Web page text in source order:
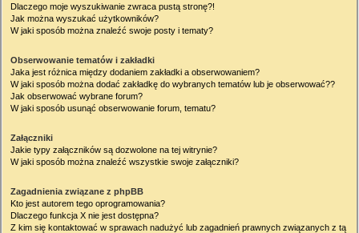
Dlaczego moje wyszukiwanie zwraca pustą stronę?!
Jak można wyszukać użytkowników?
W jaki sposób można znaleźć swoje posty i tematy?
Obserwowanie tematów i zakładki
Jaka jest różnica między dodaniem zakładki a obserwowaniem?
W jaki sposób można dodać zakładkę do wybranych tematów lub je obserwować??
Jak obserwować wybrane forum?
W jaki sposób usunąć obserwowanie forum, tematu?
Załączniki
Jakie typy załączników są dozwolone na tej witrynie?
W jaki sposób można znaleźć wszystkie swoje załączniki?
Zagadnienia związane z phpBB
Kto jest autorem tego oprogramowania?
Dlaczego funkcja X nie jest dostępna?
Z kim się kontaktować w sprawach nadużyć lub zagadnień prawnych związanych z tą